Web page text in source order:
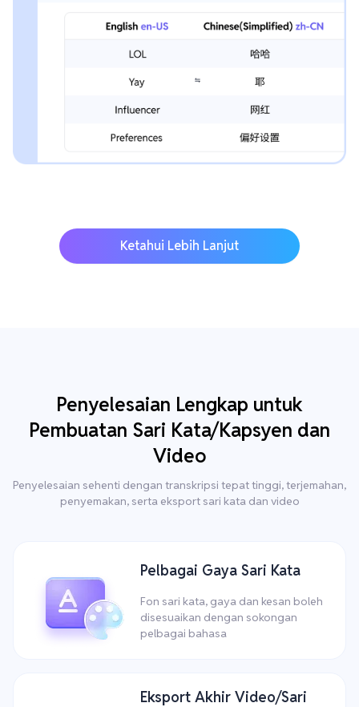
Ketahui Lebih Lanjut
Penyelesaian Lengkap untuk
Pembuatan Sari Kata/Kapsyen dan
Video
Penyelesaian sehenti dengan transkripsi tepat tinggi, terjemahan,
penyemakan, serta eksport sari kata dan video
Pelbagai Gaya Sari Kata
Fon sari kata, gaya dan kesan boleh
disesuaikan dengan sokongan
pelbagai bahasa
Eksport Akhir Video/Sari